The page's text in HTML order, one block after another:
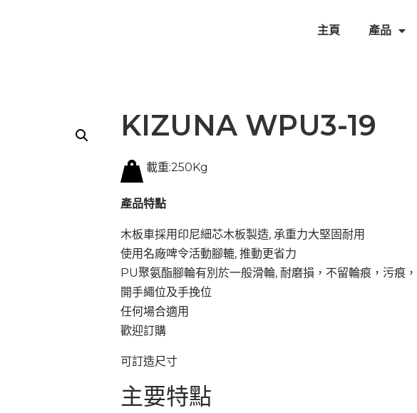
主頁 產品
KIZUNA WPU3-19
載重:250Kg
產品特點
木板車採用印尼細芯木板製造, 承重力大堅固耐用
使用名廠啤令活動腳轆, 推動更省力
PU聚氨酯腳輪有別於一般滑輪, 耐磨損，不留輪痕，污痕
開手繩位及手挽位
任何場合適用
歡迎訂購
可訂造尺寸
主要特點